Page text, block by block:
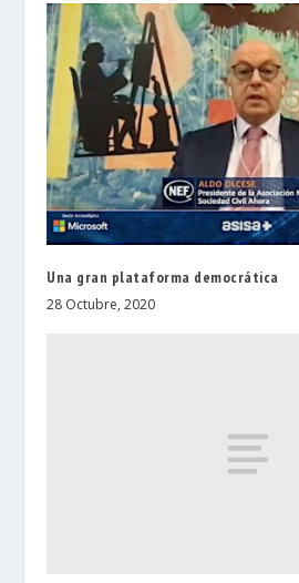
Una gran plataforma democrática
28 Octubre, 2020